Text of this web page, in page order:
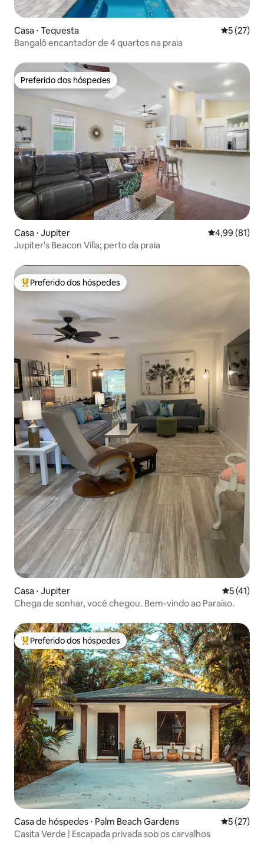
Casa ⋅ Tequesta 5 de uma
5 (27)
Bangalô encantador de 4 quartos na praia
Preferido dos hóspedes
Preferido dos hóspedes
Casa ⋅ Jupiter 4,99 de uma
4,99 (81)
Jupiter's Beacon Villa; perto da praia
Entre os melhores preferidos dos hóspedes
Preferido dos hóspedes
Casa ⋅ Jupiter 5 de uma
5 (41)
Chega de sonhar, você chegou. Bem-vindo ao Paraíso.
Entre os melhores preferidos dos hóspedes
Preferido dos hóspedes
Casa de hóspedes ⋅ Palm Beach Gardens 5 de uma
5 (27)
Casita Verde | Escapada privada sob os carvalhos